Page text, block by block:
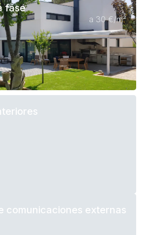
fase
a 30 €/m²
comunicaciones externas